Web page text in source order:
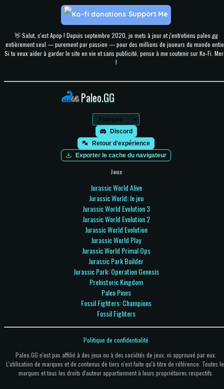
👋 Salut, c'est Apop ! Depuis septembre 2020, je mets à jour et j'entretiens paleo.gg
entièrement seul — purement par passion — pour des millions de joueurs du monde
Si tu veux aider à garder le site en vie et sans publicité, pense à me soutenir sur Ko-Fi.
!
Support Me
Paleo.GG
Discord
Retour d'expérience
Exporter le cache du navigateur
Jeux
Jurassic World Alive
Jurassic World: le jeu
Jurassic World Evolution 3
Jurassic World Evolution 2
Jurassic World Evolution
Jurassic World Play
Jurassic World Primal Ops
Jurassic Park Builder
Jurassic Park: Operation Genesis
Prehistoric Kingdom
Paleo Pines
Fossil Fighters: Champions
Fossil Fighters
Paleo.GG n'est pas affilié à des jeux ou à des sociétés de jeux, ni approuvé par eux.
L'utilisation de marques et de contenus de tiers n'est faite qu'à titre de référence. Toutes
marques et tous les droits d'auteur appartiennent à leurs propriétaires respectifs.
Politique de confidentialité